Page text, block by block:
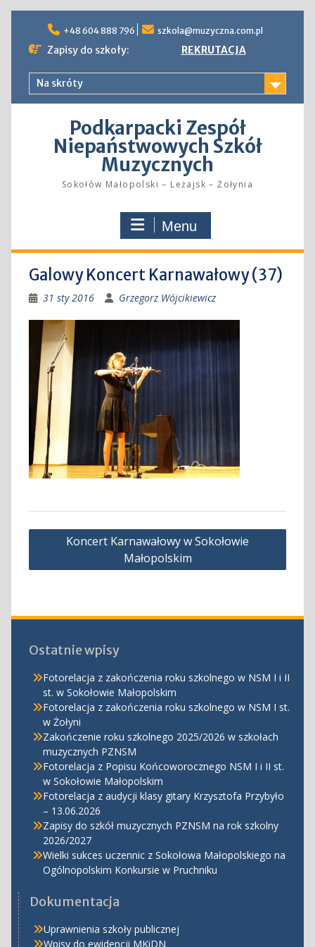
content
+48 604 888 796 szkola@muzyczna.com.pl
Zapisy do szkoły: REKRUTACJA
Na skróty
Podkarpacki Zespół
Niepaństwowych Szkół
Muzycznych
Sokołów Małopolski – Leżajsk – Żołynia
Menu
Galowy Koncert Karnawałowy (37)
31 sty 2016 Grzegorz Wójcikiewicz
Nawigacja
Koncert Karnawałowy w Sokołowie
Małopolskim
Ostatnie wpisy
Fotorelacja z zakończenia roku szkolnego w NSM I i II
st. w Sokołowie Małopolskim
Fotorelacja z zakończenia roku szkolnego w NSM I st.
w Żołyni
Zakończenie roku szkolnego 2025/2026 w szkołach
muzycznych PZNSM
Fotorelacja z Popisu Końcoworocznego NSM I i II st.
w Sokołowie Małopolskim
Fotorelacja z audycji klasy gitary Krzysztofa Przybyło
– 13.06.2026
Zapisy do szkół muzycznych PZNSM na rok szkolny
2026/2027
Wielki sukces uczennic z Sokołowa Małopolskiego na
Ogólnopolskim Konkursie w Pruchniku
Dokumentacja
Uprawnienia szkoły publicznej
Wpisy do ewidencji MKiDN